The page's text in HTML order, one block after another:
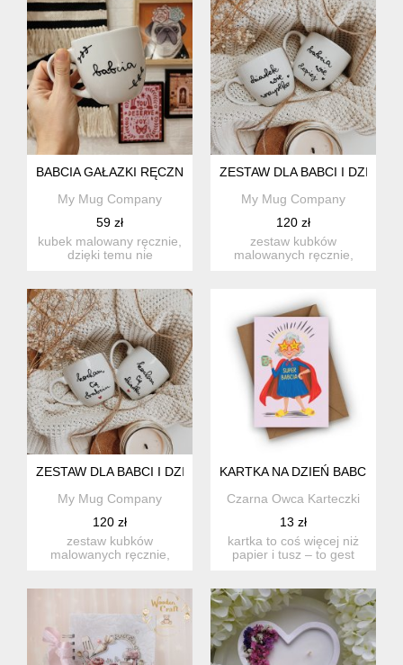
BABCIA GAŁAZKI RĘCZNIE MALOWANY KUBEK 350ML
My Mug Company
59 zł
kubek malowany ręcznie,
dzięki temu nie
ZESTAW DLA BABCI I
My Mug Company
120 zł
zestaw kubków
malowanych ręcznie,
ZESTAW DLA BABCI I DZIADKA KOCHAM CIĘ RĘCZNIE
My Mug Company
120 zł
zestaw kubków
malowanych ręcznie,
KARTKA NA DZIEŃ BABCI-
Czarna Owca Karteczki
13 zł
kartka to coś więcej niż
papier i tusz – to gest